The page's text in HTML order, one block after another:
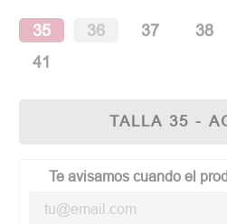
35 36 37 38
41
TALLA 35 -
Te avisamos cuando el